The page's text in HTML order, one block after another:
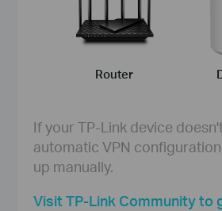
Router
If your TP-Link device
automatic VPN
up manually.
Visit TP-Link Community to